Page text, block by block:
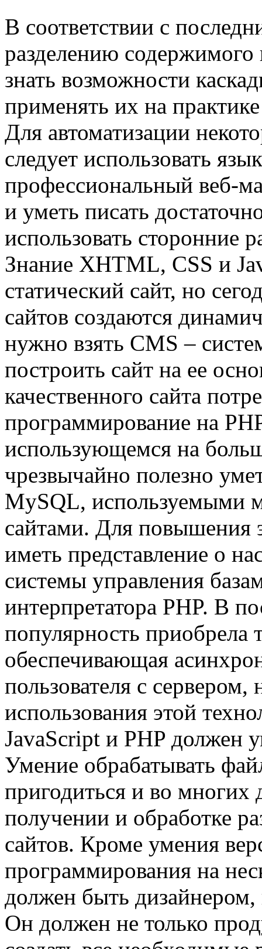
В соответствии с
разделению
знать возможности
применять их на
Для автоматизации
следует использовать
профессиональный веб-
и уметь писать
использовать сторонние
Знание XHTML, CSS и
статический сайт, но
сайтов создаются
нужно взять CMS –
построить сайт на ее
качественного сайта
программирование на
использующемся на
чрезвычайно полезно
MySQL, используемыми
сайтами. Для повышения
иметь представление о
системы управления
интерпретатора PHP. В
популярность приобрела
обеспечивающая
пользователя с
использования этой
JavaScript и PHP должен
Умение обрабатывать
пригодиться и во многих
получении и обработке
сайтов. Кроме умения
программирования на
должен быть
Он должен не только